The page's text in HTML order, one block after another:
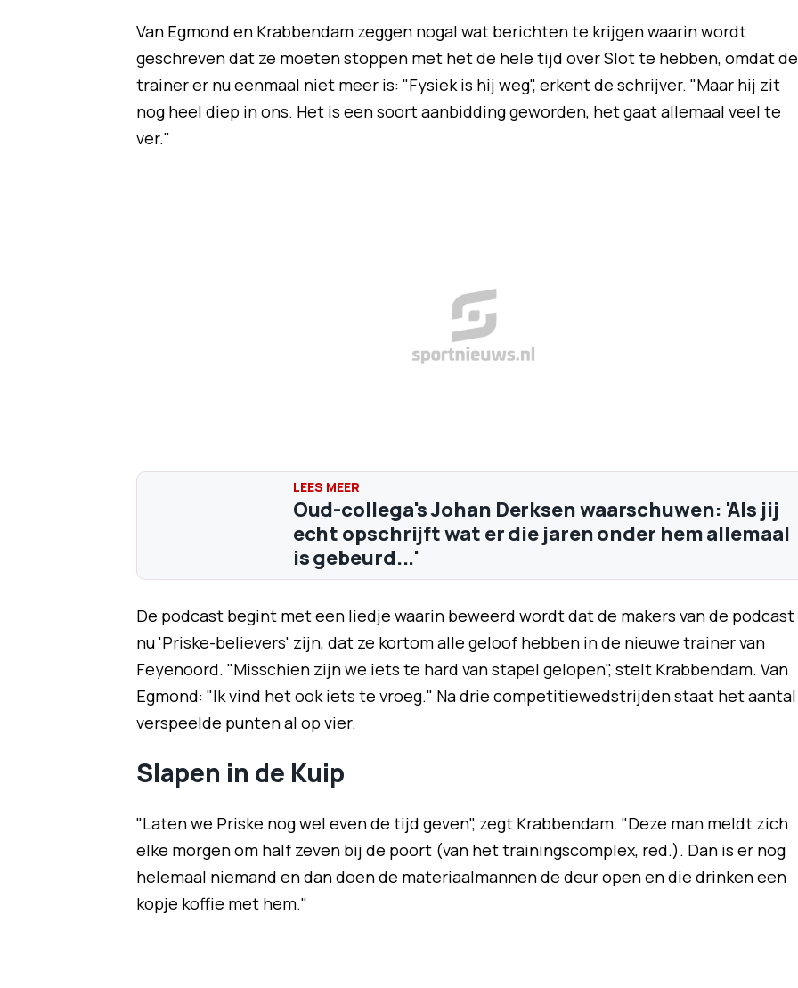
Van Egmond en Krabbendam zeggen nogal wat berichten te krijgen waarin wordt
geschreven dat ze moeten stoppen met het de hele tijd over Slot te hebben, omdat de
trainer er nu eenmaal niet meer is: "Fysiek is hij weg", erkent de schrijver. "Maar hij zit
nog heel diep in ons. Het is een soort aanbidding geworden, het gaat allemaal veel te
ver."
Oud-collega's Johan Derksen waarschuwen: 'Als jij
echt opschrijft wat er die jaren onder hem allemaal
is gebeurd...'
De podcast begint met een liedje waarin beweerd wordt dat de makers van de podcast
nu 'Priske-believers' zijn, dat ze kortom alle geloof hebben in de nieuwe trainer van
Feyenoord. "Misschien zijn we iets te hard van stapel gelopen", stelt Krabbendam. Van
Egmond: "Ik vind het ook iets te vroeg." Na drie competitiewedstrijden staat het aantal
verspeelde punten al op vier.
Slapen in de Kuip
"Laten we Priske nog wel even de tijd geven", zegt Krabbendam. "Deze man meldt zich
elke morgen om half zeven bij de poort (van het trainingscomplex, red.). Dan is er nog
helemaal niemand en dan doen de materiaalmannen de deur open en die drinken een
kopje koffie met hem."